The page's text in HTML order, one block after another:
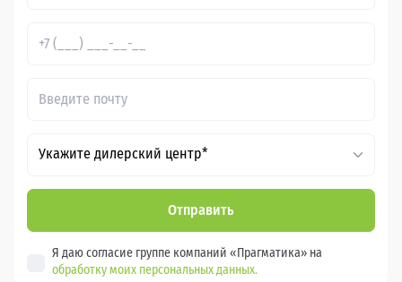
Укажите дилерский центр*
Отправить
Я даю согласие группе компаний «Прагматика» на
обработку моих персональных данных.